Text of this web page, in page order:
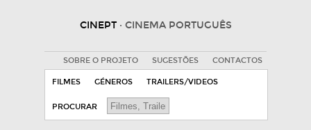
CINEPT · CINEMA PORTUGUÊS
SOBRE O PROJETO SUGESTÕES CONTACTOS
FILMES GÉNEROS TRAILERS/VIDEOS
PROCURAR